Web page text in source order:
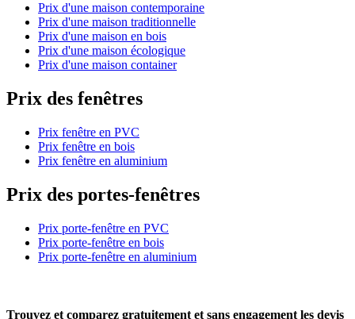
Prix d'une maison contemporaine
Prix d'une maison traditionnelle
Prix d'une maison en bois
Prix d'une maison écologique
Prix d'une maison container
Prix des fenêtres
Prix fenêtre en PVC
Prix fenêtre en bois
Prix fenêtre en aluminium
Prix des portes-fenêtres
Prix porte-fenêtre en PVC
Prix porte-fenêtre en bois
Prix porte-fenêtre en aluminium
Trouvez et comparez gratuitement et sans engagement les devis